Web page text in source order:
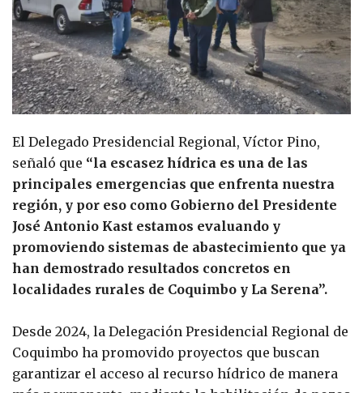
El Delegado Presidencial Regional, Víctor Pino,
señaló que “la escasez hídrica es una de las
principales emergencias que enfrenta nuestra
región, y por eso como Gobierno del Presidente
José Antonio Kast estamos evaluando y
promoviendo sistemas de abastecimiento que ya
han demostrado resultados concretos en
localidades rurales de Coquimbo y La Serena”.
Desde 2024, la Delegación Presidencial Regional de
Coquimbo ha promovido proyectos que buscan
garantizar el acceso al recurso hídrico de manera